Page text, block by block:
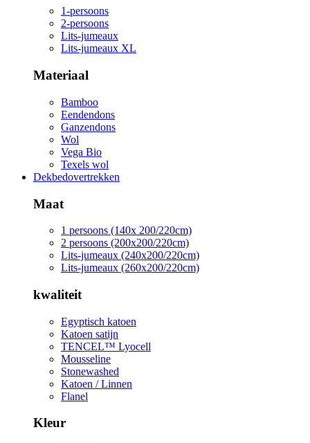
1-persoons
2-persoons
Lits-jumeaux
Lits-jumeaux XL
Materiaal
Bamboo
Eendendons
Ganzendons
Wol
Vega Bio
Texels wol
Dekbedovertrekken
Maat
1 persoons (140x 200/220cm)
2 persoons (200x200/220cm)
Lits-jumeaux (240x200/220cm)
Lits-jumeaux (260x200/220cm)
kwaliteit
Egyptisch katoen
Katoen satijn
TENCEL™ Lyocell
Mousseline
Stonewashed
Katoen / Linnen
Flanel
Kleur